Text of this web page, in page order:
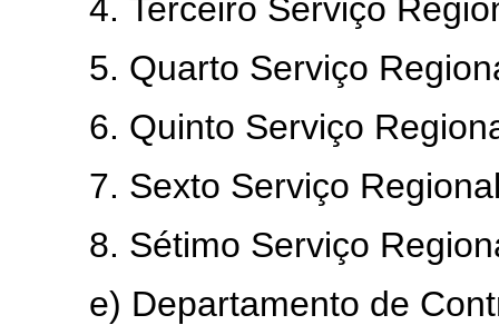
4. Terceiro Serviço
5. Quarto Serviço
6. Quinto Serviço
7. Sexto Serviço Regional
8. Sétimo Serviço
e) Departamento de